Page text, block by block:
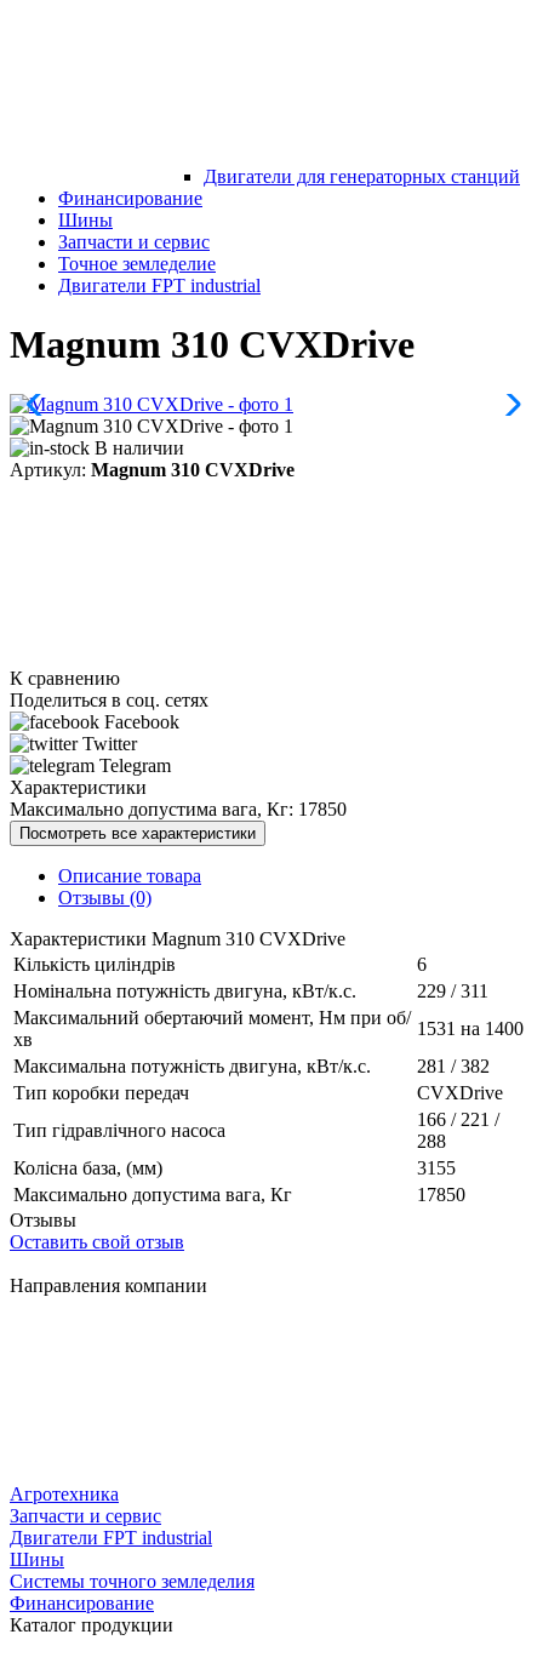
Двигатели для генераторных станций
Финансирование
Шины
Запчасти и сервис
Точное земледелие
Двигатели FPT industrial
Magnum 310 CVXDrive
В наличии
Артикул: Magnum 310 CVXDrive
К сравнению
Поделиться в соц. сетях
Facebook
Twitter
Telegram
Характеристики
Максимально допустима вага, Кг: 17850
Посмотреть все характеристики
Описание товара
Отзывы (0)
Характеристики Magnum 310 CVXDrive
Кількість циліндрів
6
Номінальна потужність двигуна, кВт/к.с.
229 / 311
Максимальний обертаючий момент, Нм при об/
хв
1531 на 1400
Максимальна потужність двигуна, кВт/к.с.
281 / 382
Тип коробки передач
CVXDrive
Тип гідравлічного насоса
166 / 221 /
288
Колісна база, (мм)
3155
Максимально допустима вага, Кг
17850
Отзывы
Оставить свой отзыв
Направления компании
Агротехника
Запчасти и сервис
Двигатели FPT industrial
Шины
Системы точного земледелия
Финансирование
Каталог продукции